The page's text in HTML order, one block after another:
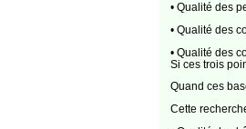
• Qualité des
• Qualité des
• Qualité des
Si ces trois
Quand ces
Cette